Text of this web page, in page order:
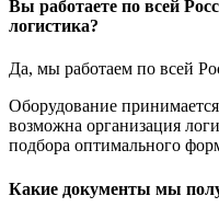
Вы работаете по всей
логистика?
Да, мы работаем по всей
Оборудование
возможна организация
подбора оптимального
Какие документы мы